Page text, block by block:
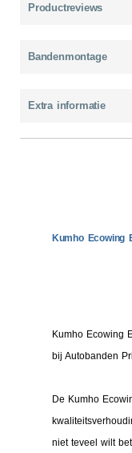
Productreviews
Bandenmontage
Extra informatie
Kumho Ecowing
Kumho Ecowing
bij Autobanden
De Kumho
niet teveel wilt